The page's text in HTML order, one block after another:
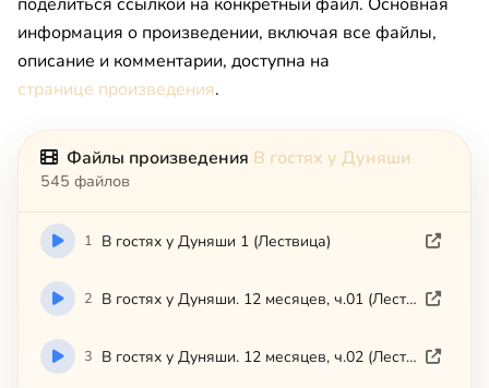
информация о произведении, включая все файлы,
описание и комментарии, доступна на
странице произведения.
Файлы произведения В гостях у Дуняши
545 файлов
1 В гостях у Дуняши 1 (Лествица)
2 В гостях у Дуняши. 12 месяцев, ч.01 (Лествица)
3 В гостях у Дуняши. 12 месяцев, ч.02 (Лествица)